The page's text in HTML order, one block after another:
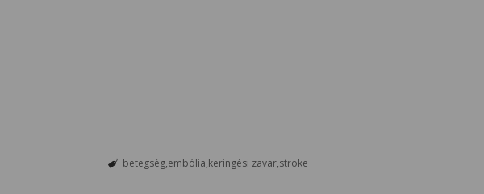
betegség embólia keringési zavar stroke